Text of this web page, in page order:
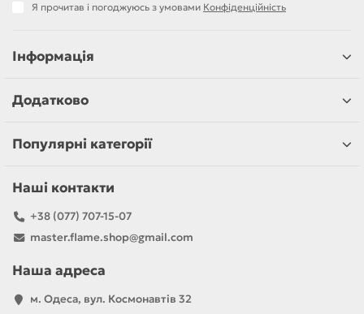
Я прочитав і погоджуюсь з умовами Конфіденційність
Інформація
Додатково
Популярні категорії
Наші контакти
+38 (077) 707-15-07
master.flame.shop@gmail.com
Наша адреса
м. Одеса, вул. Космонавтів 32